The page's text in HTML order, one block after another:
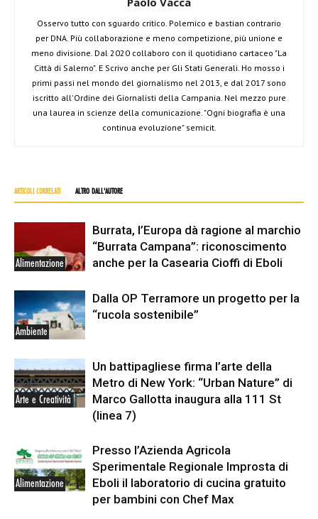
Osservo tutto con sguardo critico. Polemico e bastian contrario
per DNA. Più collaborazione e meno competizione, più unione e
meno divisione. Dal 2020 collaboro con il quotidiano cartaceo "La
Città di Salerno". E Scrivo anche per Gli Stati Generali. Ho mosso i
primi passi nel mondo del giornalismo nel 2013, e dal 2017 sono
iscritto all'Ordine dei Giornalisti della Campania. Nel mezzo pure
una laurea in scienze della comunicazione. "Ogni biografia è una
continua evoluzione" semicit.
ARTICOLI CORRELATI ALTRO DALL'AUTORE
Alimentazione
Burrata, l’Europa dà ragione al marchio
“Burrata Campana”: riconoscimento
anche per la Casearia Cioffi di Eboli
Ambiente
Dalla OP Terramore un progetto per la
“rucola sostenibile”
Arte e Creatività
Un battipagliese firma l’arte della
Metro di New York: “Urban Nature” di
Marco Gallotta inaugura alla 111 St
(linea 7)
Alimentazione
Presso l’Azienda Agricola
Sperimentale Regionale Improsta di
Eboli il laboratorio di cucina gratuito
per bambini con Chef Max